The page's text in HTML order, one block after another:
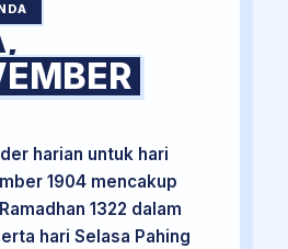
harian untuk hari
1904 mencakup
1322 dalam
hari Selasa Pahing